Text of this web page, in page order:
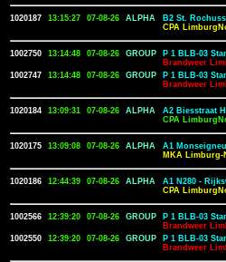
1020187 13:15:27 07-08-26 ALPHA
B2 St.
CPA
1002750 13:14:48 07-08-26 GROUP
P 1 BLB-03
Brandweer
1002747
13:14:48 07-08-26 GROUP
P 1 BLB-03
Brandweer
1020184 13:09:31 07-08-26 ALPHA
A2 Biesstraat
CPA
1020175 13:09:08 07-08-26 ALPHA
A1
MKA Limburg-
1020186 12:44:39 07-08-26 ALPHA
A1 N280 -
CPA
1002566 12:39:20 07-08-26 GROUP
P 1 BLB-03
Brandweer
1002550
12:39:20 07-08-26 GROUP
P 1 BLB-03
Brandweer